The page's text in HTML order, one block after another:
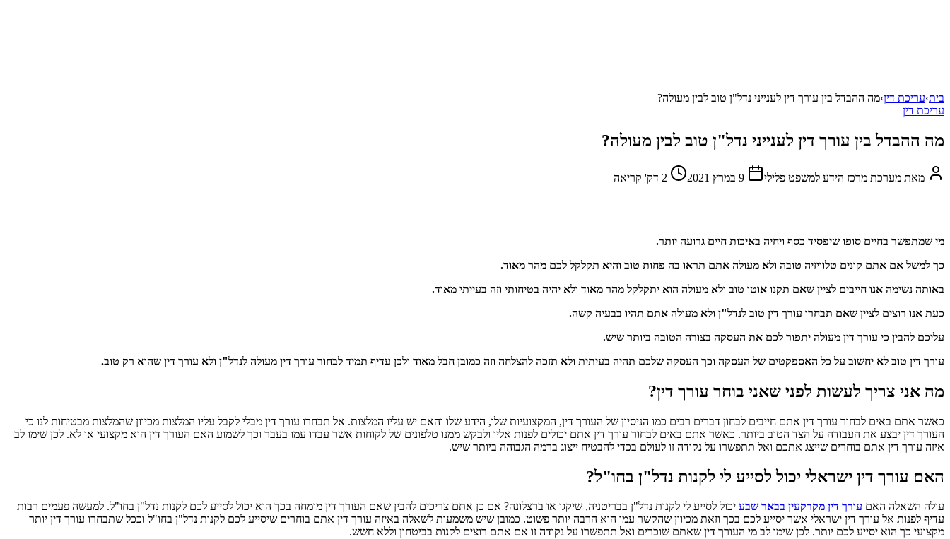
בית›עריכת דין›מה ההבדל בין עורך דין לענייני נדל"ן טוב לבין מעולה?
עריכת דין
מה ההבדל בין עורך דין לענייני נדל"ן טוב לבין מעולה?
מאת מערכת מרכז הידע למשפט פלילי 9 במרץ 2021 2 דק' קריאה
מי שמתפשר בחיים סופו שיפסיד כסף ויחיה באיכות חיים גרועה יותר.
כך למשל אם אתם קונים טלוויזיה טובה ולא מעולה אתם תראו בה פחות טוב והיא תקלקל לכם מהר מאוד.
באותה נשימה אנו חייבים לציין שאם תקנו אוטו טוב ולא מעולה הוא יתקלקל מהר מאוד ולא יהיה בטיחותי וזה בעייתי מאוד.
כעת אנו רוצים לציין שאם תבחרו עורך דין טוב לנדל"ן ולא מעולה אתם תהיו בבעיה קשה.
עליכם להבין כי עורך דין מעולה יתפור לכם את העסקה בצורה הטובה ביותר שיש.
עורך דין טוב לא יחשוב על כל האספקטים של העסקה וכך העסקה שלכם תהיה בעיתית ולא תזכה להצלחה וזה כמובן חבל מאוד ולכן עדיף תמיד לבחור עורך דין מעולה לנדל"ן ולא עורך דין שהוא רק טוב.
מה אני צריך לעשות לפני שאני בוחר עורך דין?
כאשר אתם באים לבחור עורך דין אתם חייבים לבחון דברים רבים כמו הניסיון של העורך דין, המקצועיות שלו, הידע שלו והאם יש עליו המלצות. אל תבחרו עורך דין מבלי לקבל עליו המלצות מכיוון שהמלצות מבטיחות לנו כי
העורך דין יבצע את העבודה על הצד הטוב ביותר. כאשר אתם באים לבחור עורך דין אתם יכולים לפנות אליו ולבקש ממנו טלפונים של לקוחות אשר עבדו עמו בעבר וכך לשמוע האם העורך דין הוא מקצועי או לא. לכן שימו לב
איזה עורך דין אתם בוחרים שייצג אתכם ואל תתפשרו על נקודה זו לעולם בכדי להבטיח ייצוג ברמה הגבוהה ביותר שיש.
האם עורך דין ישראלי יכול לסייע לי לקנות נדל"ן בחו"ל?
עולה השאלה האם עורך דין מקרקעין בבאר שבע יכול לסייע לי לקנות נדל"ן בבריטניה, שיקגו או ברצלונה? אם כן אתם צריכים להבין שאם העורך דין מומחה בכך הוא יכול לסייע לכם לקנות נדל"ן בחו"ל. למעשה פעמים רבות
עדיף לפנות אל עורך דין ישראלי אשר יסייע לכם בכך וזאת מכיוון שהקשר עמו הוא הרבה יותר פשוט. כמובן שיש משמעות לשאלה באיזה עורך דין אתם בוחרים שיסייע לכם לקנות נדל"ן בחו"ל וככל שתבחרו עורך דין יותר
מקצועי כך הוא יסייע לכם יותר. לכן שימו לב מי העורך דין שאתם שוכרים ואל תתפשרו על נקודה זו אם אתם רוצים לקנות בביטחון וללא חשש.